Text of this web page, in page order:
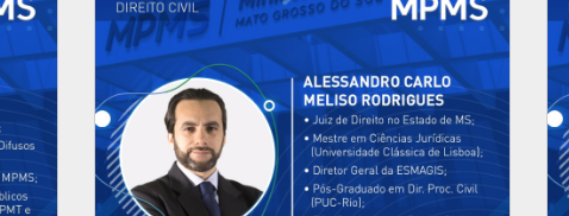
- ALESSANDRO C. MELISO
RODRIGUES